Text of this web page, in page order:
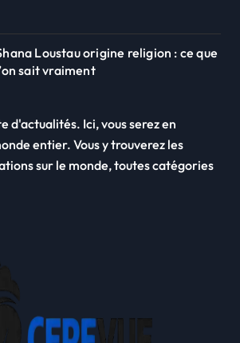
Loustau origine religion : ce que
sait vraiment
d'actualités. Ici, vous serez en
entier. Vous y trouverez les
sur le monde, toutes catégories